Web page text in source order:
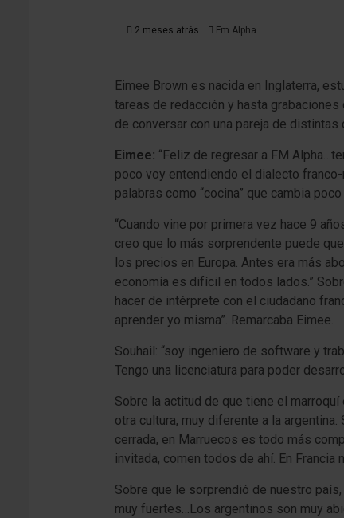
2 meses atrás Fm Alpha
Eimee Brown es nacida en Inglaterra,
tareas de redacción y hasta
de conversar con una pareja de distintas
Eimee: “Feliz de regresar a FM
poco voy entendiendo el dialecto
palabras como “cocina” que cambia
“Cuando vine por primera vez hace 9
creo que lo más sorprendente puede
los precios en Europa. Antes era más
economía es difícil en todos lados.”
hacer de intérprete con el ciudadano
aprender yo misma”. Remarcaba Eimee.
Souhail: “soy ingeniero de software y
Tengo una licenciatura para poder
Sobre la actitud de que tiene el
otra cultura, muy diferente a la
cerrada, en Marruecos es todo más
invitada, comen todos de ahí. En
Sobre que le sorprendió de nuestro
muy fuertes…Los argentinos son muy